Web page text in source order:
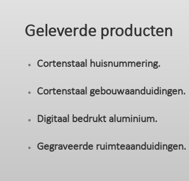
Geleverde producten
Cortenstaal huisnummering.
Cortenstaal gebouwaanduidingen.
Digitaal bedrukt aluminium.
Gegraveerde ruimteaanduidingen.